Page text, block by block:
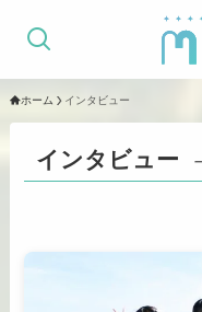
ホーム インタビュー
インタビュー